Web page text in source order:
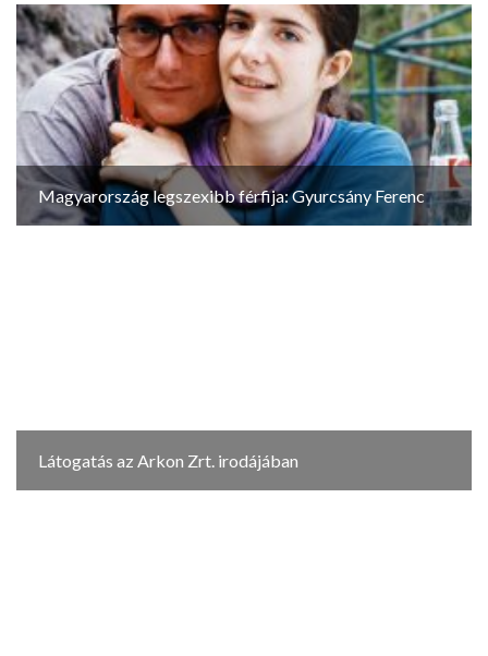
Magyarország legszexibb férfija: Gyurcsány Ferenc
Látogatás az Arkon Zrt. irodájában